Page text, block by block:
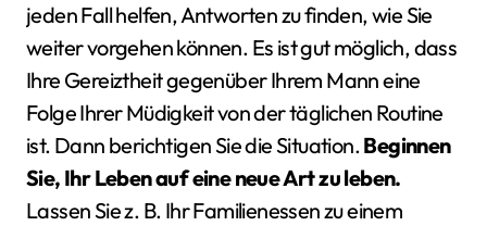
jeden Fall helfen, Antworten zu finden, wie Sie
weiter vorgehen können. Es ist gut möglich, dass
Ihre Gereiztheit gegenüber Ihrem Mann eine
Folge Ihrer Müdigkeit von der täglichen Routine
ist. Dann berichtigen Sie die Situation.Beginnen
Sie, Ihr Leben auf eine neue Art zu leben.
Lassen Sie z. B. Ihr Familienessen zu einem